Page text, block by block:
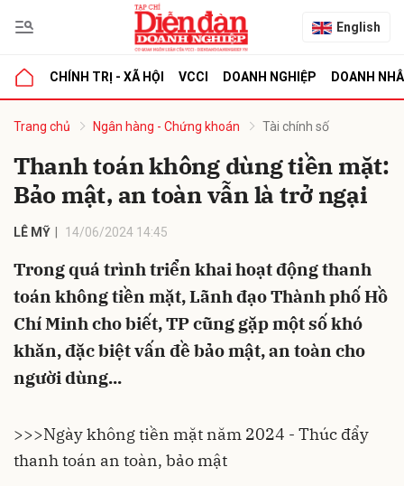
English
CHÍNH TRỊ - XÃ HỘI VCCI DOANH NGHIỆP DOANH
Trang chủ Ngân hàng - Chứng khoán Tài chính số
Thanh toán không dùng tiền mặt:
Bảo mật, an toàn vẫn là trở ngại
LÊ MỸ 14/06/2024 14:45
Trong quá trình triển khai hoạt động thanh
toán không tiền mặt, Lãnh đạo Thành phố Hồ
Chí Minh cho biết, TP cũng gặp một số khó
khăn, đặc biệt vấn đề bảo mật, an toàn cho
người dùng...
>>>Ngày không tiền mặt năm 2024 - Thúc đẩy
thanh toán an toàn, bảo mật
luận
Hủy